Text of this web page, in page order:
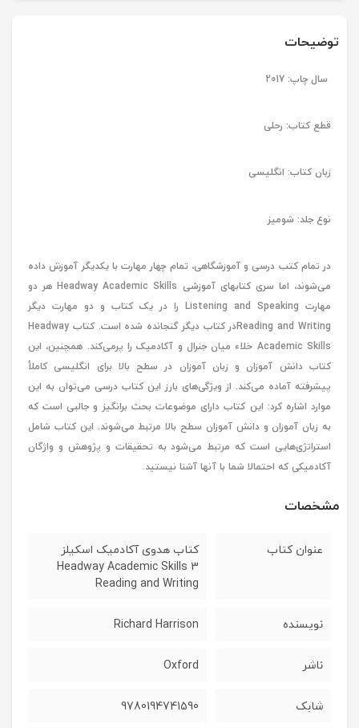
توضیحات
سال چاپ: 2017
قطع کتاب: رحلی
زبان کتاب: انگلیسی
نوع جلد: شومیز
در تمام کتب درسی و آموزشگاهی، تمام چهار مهارت با یکدیگر آموزش داده
می‌شوند، اما سری کتابهای آموزشی Headway Academic Skills هر دو
مهارت Listening and Speaking را در یک کتاب و دو مهارت دیگر
Reading and Writingدر کتاب دیگر گنجانده شده است. کتاب Headway
Academic Skills خلاء میان جنرال و آکادمیک را پرمی‌کند. همچنین، این
کتاب دانش آموزان و زبان آموزان در سطح بالا برای انگلیسی کاملأ
پیشرفته آماده می‌کند. از ویژگی‌های بارز این کتاب درسی می‌توان به این
موارد اشاره کرد: این کتاب دارای موضوعات بحث برانگیز و جالبی است که
به زبان آموزان و دانش آموزان سطح بالا مرتبط می‌شوند. این کتاب شامل
استراتژی‌هایی است که مرتبط می‌شود به تحقیقات و پژوهش و واژگان
آکادمیکی که احتمالا شما با آنها آشنا نیستید.
مشخصات
عنوان کتاب
کتاب هدوی آکادمیک اسکیلز
Headway Academic Skills 3
Reading and Writing
نویسنده Richard Harrison
ناشر Oxford
شابک 9780194741590